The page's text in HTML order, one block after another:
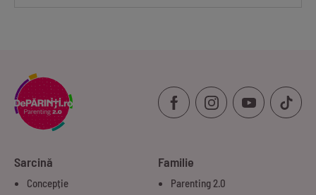
Sarcină
Concepție
Familie
Parenting 2.0